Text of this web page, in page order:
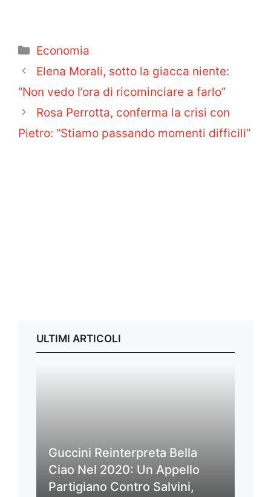
Categorie
Economia
Elena Morali, sotto la giacca niente:
“Non vedo l’ora di ricominciare a farlo”
Rosa Perrotta, conferma la crisi con
Pietro: “Stiamo passando momenti difficili”
ULTIMI ARTICOLI
Guccini Reinterpreta Bella
Ciao Nel 2020: Un Appello
Partigiano Contro Salvini,